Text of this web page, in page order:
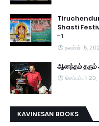
Shasti
-1
நவம்பர் 15,
ஆனந்தம் தரும்
செப்டம்பர்
KAVINESAN BOOKS